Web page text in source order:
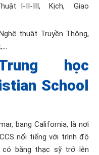
I-II-III, Kịch, Giao
thuật Truyền Thông,
học
School
bang California, là nơi
nổi tiếng với trình độ
có bằng thạc sỹ trở lên